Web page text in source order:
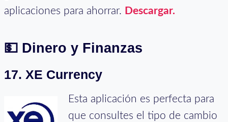
aplicaciones para ahorrar. Descargar.
💵 Dinero y Finanzas
17. XE Currency
Esta aplicación es perfecta para
que consultes el tipo de cambio